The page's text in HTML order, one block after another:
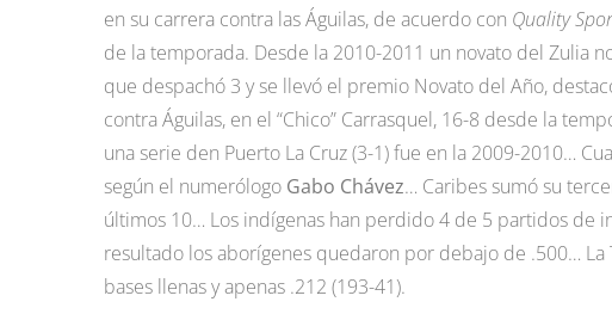
en su carrera contra las Águilas, de acuerdo con Quality
de la temporada. Desde la 2010-2011 un novato del Zulia
que despachó 3 y se llevó el premio Novato del Año,
contra Águilas, en el “Chico” Carrasquel, 16-8 desde la
una serie den Puerto La Cruz (3-1) fue en la 2009-2010…
según el numerólogo Gabo Chávez… Caribes sumó su
últimos 10… Los indígenas han perdido 4 de 5 partidos de
resultado los aborígenes quedaron por debajo de .500…
bases llenas y apenas .212 (193-41).